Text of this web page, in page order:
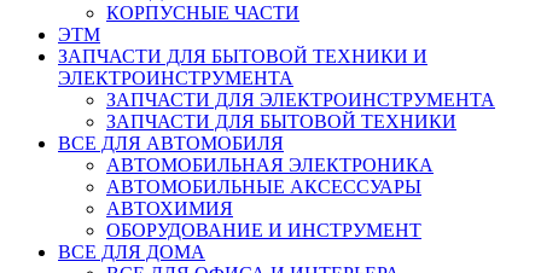
КОРПУСНЫЕ ЧАСТИ
ЭТМ
ЗАПЧАСТИ ДЛЯ БЫТОВОЙ ТЕХНИКИ И
ЭЛЕКТРОИНСТРУМЕНТА
ЗАПЧАСТИ ДЛЯ ЭЛЕКТРОИНСТРУМЕНТА
ЗАПЧАСТИ ДЛЯ БЫТОВОЙ ТЕХНИКИ
ВСЕ ДЛЯ АВТОМОБИЛЯ
АВТОМОБИЛЬНАЯ ЭЛЕКТРОНИКА
АВТОМОБИЛЬНЫЕ АКСЕССУАРЫ
АВТОХИМИЯ
ОБОРУДОВАНИЕ И ИНСТРУМЕНТ
ВСЕ ДЛЯ ДОМА